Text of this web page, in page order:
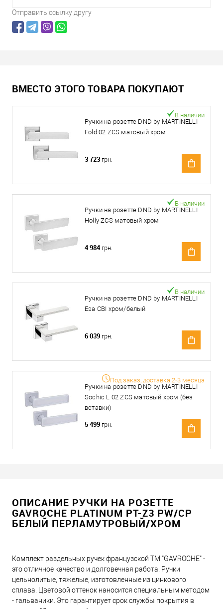
Отправить ссылку другу
ВМЕСТО ЭТОГО ТОВАРА ПОКУПАЮТ
Ручки на розетте DND by MARTINELLI
Fold 02 ZCS матовый хром
В наличии
3 723 грн.
Ручки на розетте DND by MARTINELLI
Holly ZCS матовый хром
В наличии
4 984 грн.
Ручки на розетте DND by MARTINELLI
Esa CBI хром/белый
В наличии
6 039 грн.
Ручки на розетте DND by MARTINELLI
Sochic L 02 ZCS матовый хром (без
вставки)
Под заказ, доставка 2-3 месяца
5 499 грн.
ОПИСАНИЕ РУЧКИ НА РОЗЕТТЕ
GAVROCHE PLATINUM PT-Z3 PW/CP
БЕЛЫЙ ПЕРЛАМУТРОВЫЙ/ХРОМ
Комплект раздельных ручек французской ТМ "GAVROCHE" -
это отличное качество и долговечная работа. Ручки
цельнолитые, тяжелые, изготовленные из цинкового
сплава. Цветовой оттенок наносится специальным методом
- гальваники. Это гарантирует срок службы покрытия в